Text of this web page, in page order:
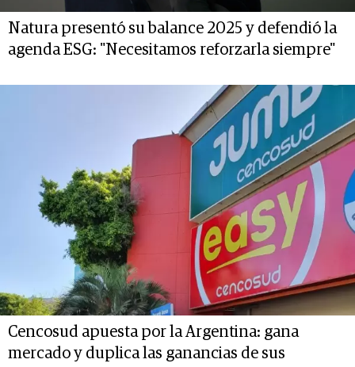
Natura presentó su balance 2025 y defendió la
agenda ESG: "Necesitamos reforzarla siempre"
Cencosud apuesta por la Argentina: gana
mercado y duplica las ganancias de sus